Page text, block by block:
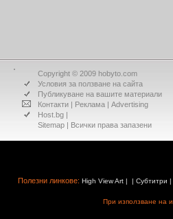
Copyright © 2009 hobyto.com
Условия за ползване на сайта
Публикуване на вашите материали
Контакти | Реклама | Advertising
Host.bg |
Sitemap | Всички права запазени
Полезни линкове: High View Art| | Субтитри |
При използване на